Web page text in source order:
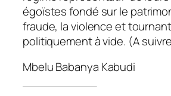
égoïstes fondé sur le
fraude, la violence et tournant
politiquement à vide. (A
Mbelu Babanya Kabudi